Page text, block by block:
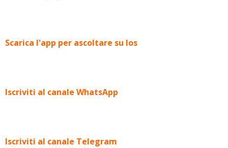
Scarica l'app per ascoltare su Ios
Iscriviti al canale WhatsApp
Iscriviti al canale Telegram